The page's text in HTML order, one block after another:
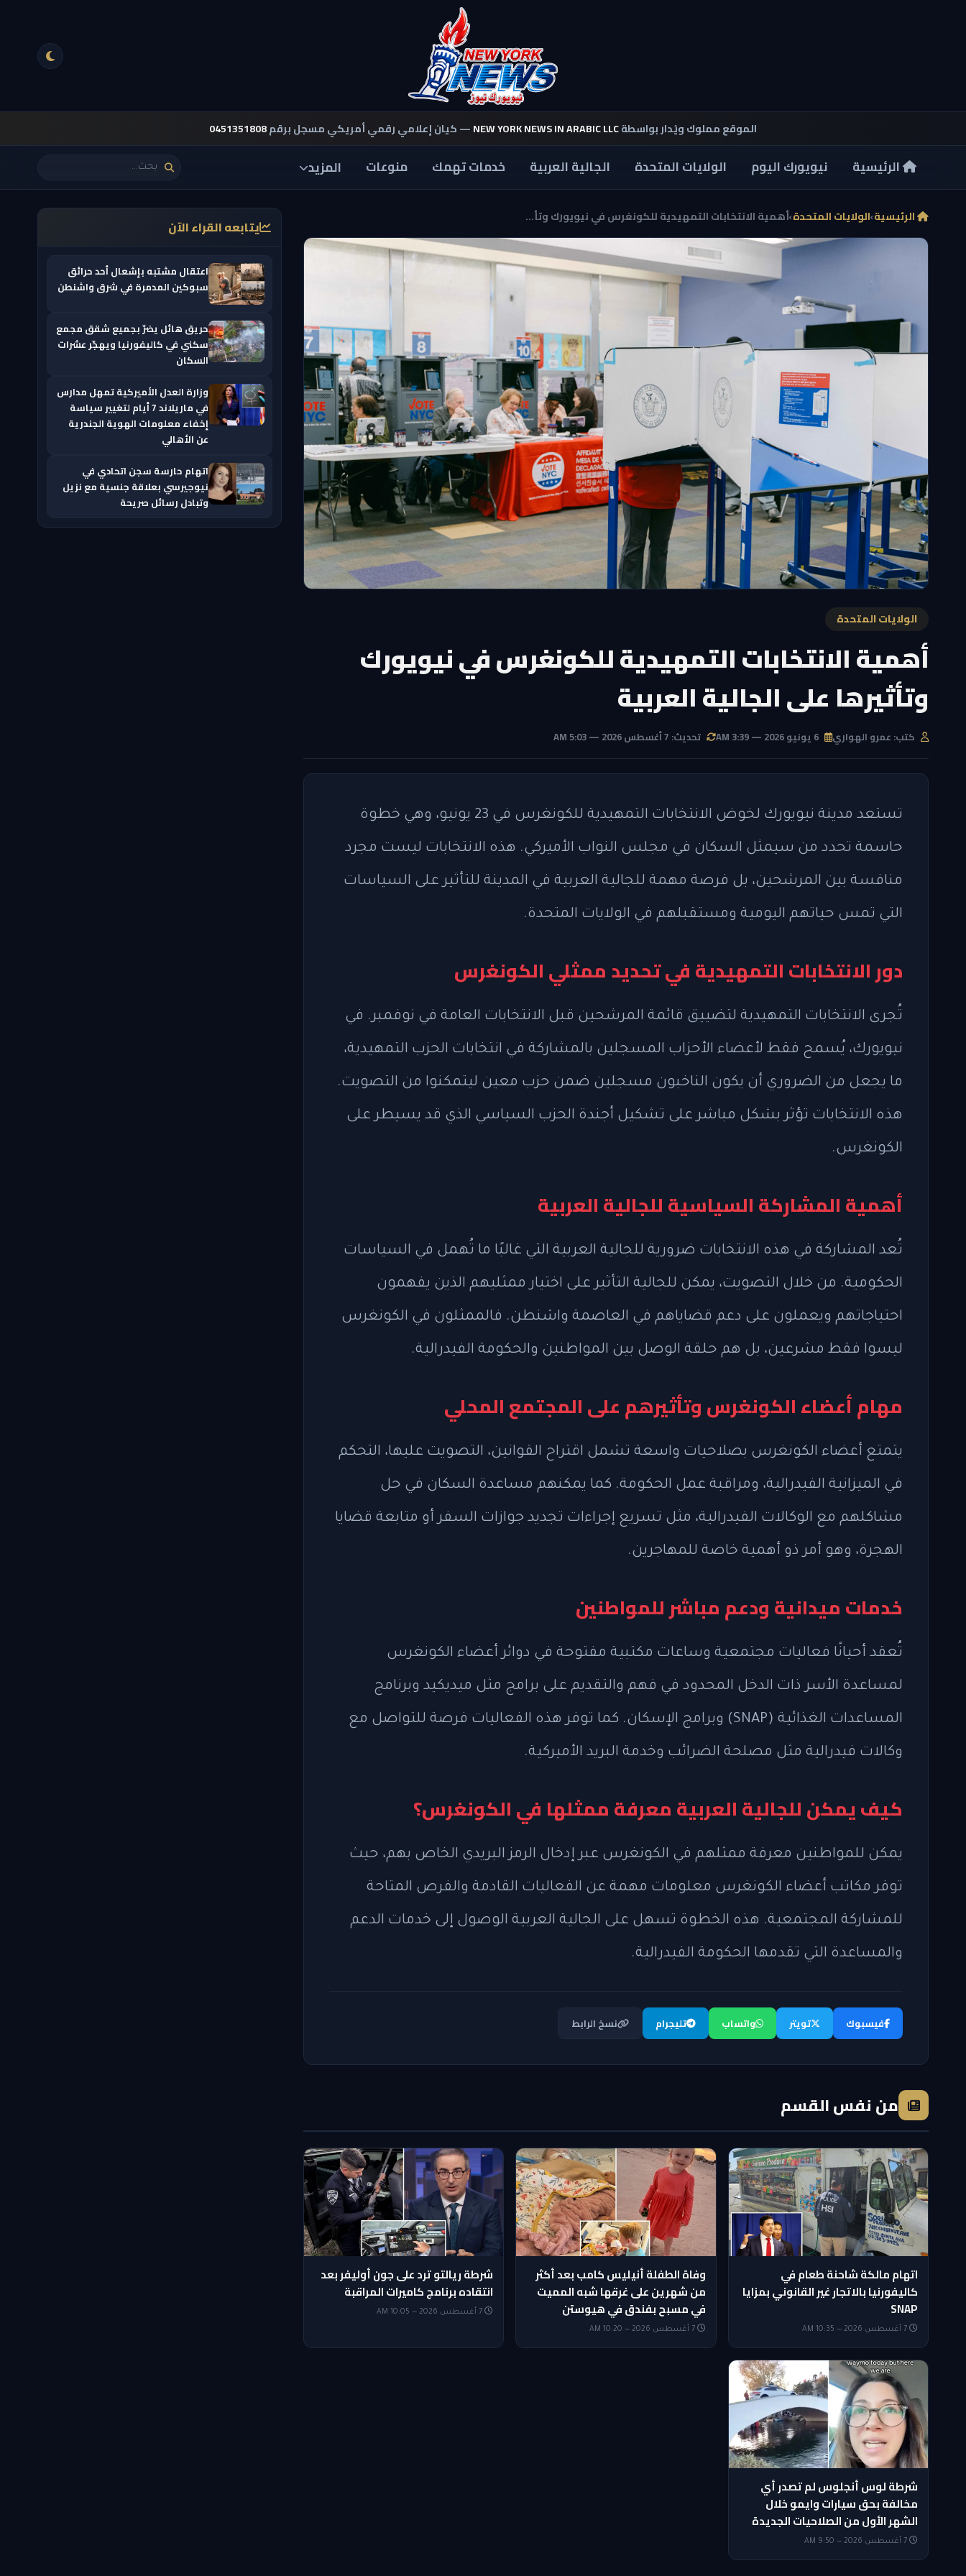
الموقع مملوك ويُدار بواسطةNEW YORK NEWS IN ARABIC LLC— كيان إعلامي رقمي أمريكي مسجل برقم0451351808
الرئيسية نيويورك اليوم الولايات المتحدة الجالية العربية خدمات تهمك منوعات المزيد
الرئيسية›الولايات المتحدة›أهمية الانتخابات التمهيدية للكونغرس في نيويورك وتأ...
الولايات المتحدة
أهمية الانتخابات التمهيدية للكونغرس في نيويورك
وتأثيرها على الجالية العربية
كتب: عمرو الهواري تحديث: 7 أغسطس 2026 — 5:03 AM
تستعد مدينة نيويورك لخوض الانتخابات التمهيدية للكونغرس في 23 يونيو، وهي خطوة
حاسمة تحدد من سيمثل السكان في مجلس النواب الأميركي. هذه الانتخابات ليست مجرد
منافسة بين المرشحين، بل فرصة مهمة للجالية العربية في المدينة للتأثير على السياسات
التي تمس حياتهم اليومية ومستقبلهم في الولايات المتحدة.
دور الانتخابات التمهيدية في تحديد ممثلي الكونغرس
تُجرى الانتخابات التمهيدية لتضييق قائمة المرشحين قبل الانتخابات العامة في نوفمبر. في
نيويورك، يُسمح فقط لأعضاء الأحزاب المسجلين بالمشاركة في انتخابات الحزب التمهيدية،
ما يجعل من الضروري أن يكون الناخبون مسجلين ضمن حزب معين ليتمكنوا من التصويت.
هذه الانتخابات تؤثر بشكل مباشر على تشكيل أجندة الحزب السياسي الذي قد يسيطر على
الكونغرس.
أهمية المشاركة السياسية للجالية العربية
تُعد المشاركة في هذه الانتخابات ضرورية للجالية العربية التي غالبًا ما تُهمل في السياسات
الحكومية. من خلال التصويت، يمكن للجالية التأثير على اختيار ممثليهم الذين يفهمون
احتياجاتهم ويعملون على دعم قضاياهم في العاصمة واشنطن. فالممثلون في الكونغرس
ليسوا فقط مشرعين، بل هم حلقة الوصل بين المواطنين والحكومة الفيدرالية.
مهام أعضاء الكونغرس وتأثيرهم على المجتمع المحلي
يتمتع أعضاء الكونغرس بصلاحيات واسعة تشمل اقتراح القوانين، التصويت عليها، التحكم
في الميزانية الفيدرالية، ومراقبة عمل الحكومة. كما يمكنهم مساعدة السكان في حل
مشاكلهم مع الوكالات الفيدرالية، مثل تسريع إجراءات تجديد جوازات السفر أو متابعة قضايا
الهجرة، وهو أمر ذو أهمية خاصة للمهاجرين.
خدمات ميدانية ودعم مباشر للمواطنين
تُعقد أحيانًا فعاليات مجتمعية وساعات مكتبية مفتوحة في دوائر أعضاء الكونغرس
لمساعدة الأسر ذات الدخل المحدود في فهم والتقديم على برامج مثل ميديكيد وبرنامج
المساعدات الغذائية (SNAP) وبرامج الإسكان. كما توفر هذه الفعاليات فرصة للتواصل مع
وكالات فيدرالية مثل مصلحة الضرائب وخدمة البريد الأميركية.
كيف يمكن للجالية العربية معرفة ممثلها في الكونغرس؟
يمكن للمواطنين معرفة ممثلهم في الكونغرس عبر إدخال الرمز البريدي الخاص بهم، حيث
توفر مكاتب أعضاء الكونغرس معلومات مهمة عن الفعاليات القادمة والفرص المتاحة
للمشاركة المجتمعية. هذه الخطوة تسهل على الجالية العربية الوصول إلى خدمات الدعم
والمساعدة التي تقدمها الحكومة الفيدرالية.
فيسبوك تويتر واتساب تليجرام نسخ الرابط
من نفس القسم
اتهام مالكة شاحنة طعام في
كاليفورنيا بالاتجار غير القانوني بمزايا
SNAP
وفاة الطفلة أنيليس كامب بعد أكثر
من شهرين على غرقها شبه المميت
في مسبح بفندق في هيوستن
7 أغسطس 2026 — 10:20 AM
شرطة ريالتو ترد على جون أوليفر بعد
انتقاده برنامج كاميرات المراقبة
7 أغسطس 2026 — 10:05 AM
شرطة لوس أنجلوس لم تصدر أي
مخالفة بحق سيارات وايمو خلال
الشهر الأول من الصلاحيات الجديدة
يتابعه القراء الآن
اعتقال مشتبه بإشعال أحد حرائق
سبوكين المدمرة في شرق واشنطن
حريق هائل يضرّ بجميع شقق مجمع
سكني في كاليفورنيا ويهجّر عشرات
السكان
وزارة العدل الأميركية تمهل مدارس
في ماريلاند 7 أيام لتغيير سياسة
إخفاء معلومات الهوية الجندرية
عن الأهالي
اتهام حارسة سجن اتحادي في
نيوجيرسي بعلاقة جنسية مع نزيل
وتبادل رسائل صريحة